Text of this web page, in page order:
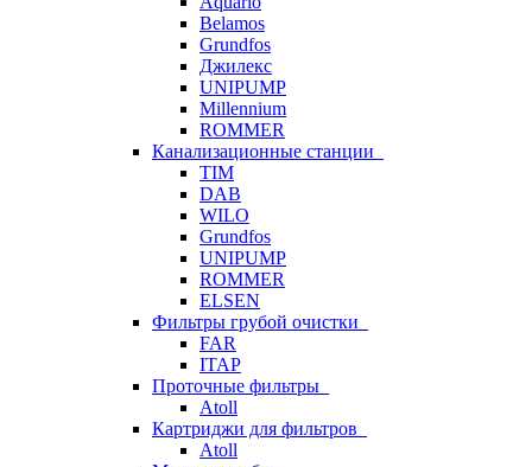
Belamos
Grundfos
Джилекс
UNIPUMP
Millennium
ROMMER
Канализационные станции
TIM
DAB
WILO
Grundfos
UNIPUMP
ROMMER
ELSEN
Фильтры грубой очистки
FAR
ITAP
Проточные фильтры
Atoll
Картриджи для фильтров
Atoll